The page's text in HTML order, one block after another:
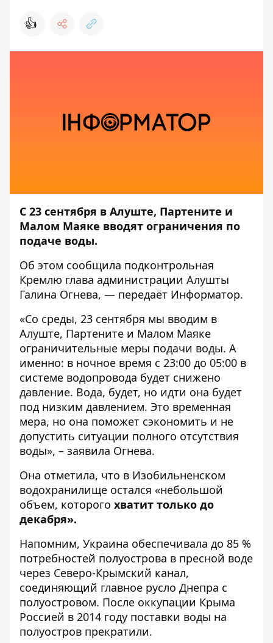
👍
С 23 сентября в Алуште, Партените и
Малом Маяке вводят ограничения по
подаче воды.
Об этом сообщила подконтрольная
Кремлю глава администрации Алушты
Галина Огнева, — передаёт Информатор.
«Со среды, 23 сентября мы вводим в
Алуште, Партените и Малом Маяке
ограничительные меры подачи воды. А
именно: в ночное время с 23:00 до 05:00 в
системе водопровода будет снижено
давление. Вода, будет, но идти она будет
под низким давлением. Это временная
мера, но она поможет сэкономить и не
допустить ситуации полного отсутствия
воды», – заявила Огнева.
Она отметила, что в Изобильненском
водохранилище остался «небольшой
объем, которого хватит только до
декабря».
Напомним, Украина обеспечивала до 85 %
потребностей полуострова в пресной воде
через Северо-Крымский канал,
соединяющий главное русло Днепра с
полуостровом. После оккупации Крыма
Россией в 2014 году поставки воды на
полуостров прекратили.